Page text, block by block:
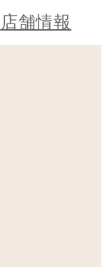
店舗情報